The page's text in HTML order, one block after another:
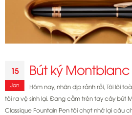
15
Jan
Bút ký
Hôm nay, nhân dịp rảnh rỗi, Tôi lôi
tôi ra vệ sinh lại. Đang cầm trên tay cây bút
Classique Fountain Pen tôi chợt nhớ lại câu